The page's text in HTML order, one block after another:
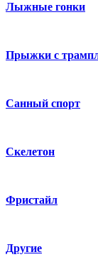
Лыжные гонки
Прыжки с
Санный спорт
Скелетон
Фристайл
Другие